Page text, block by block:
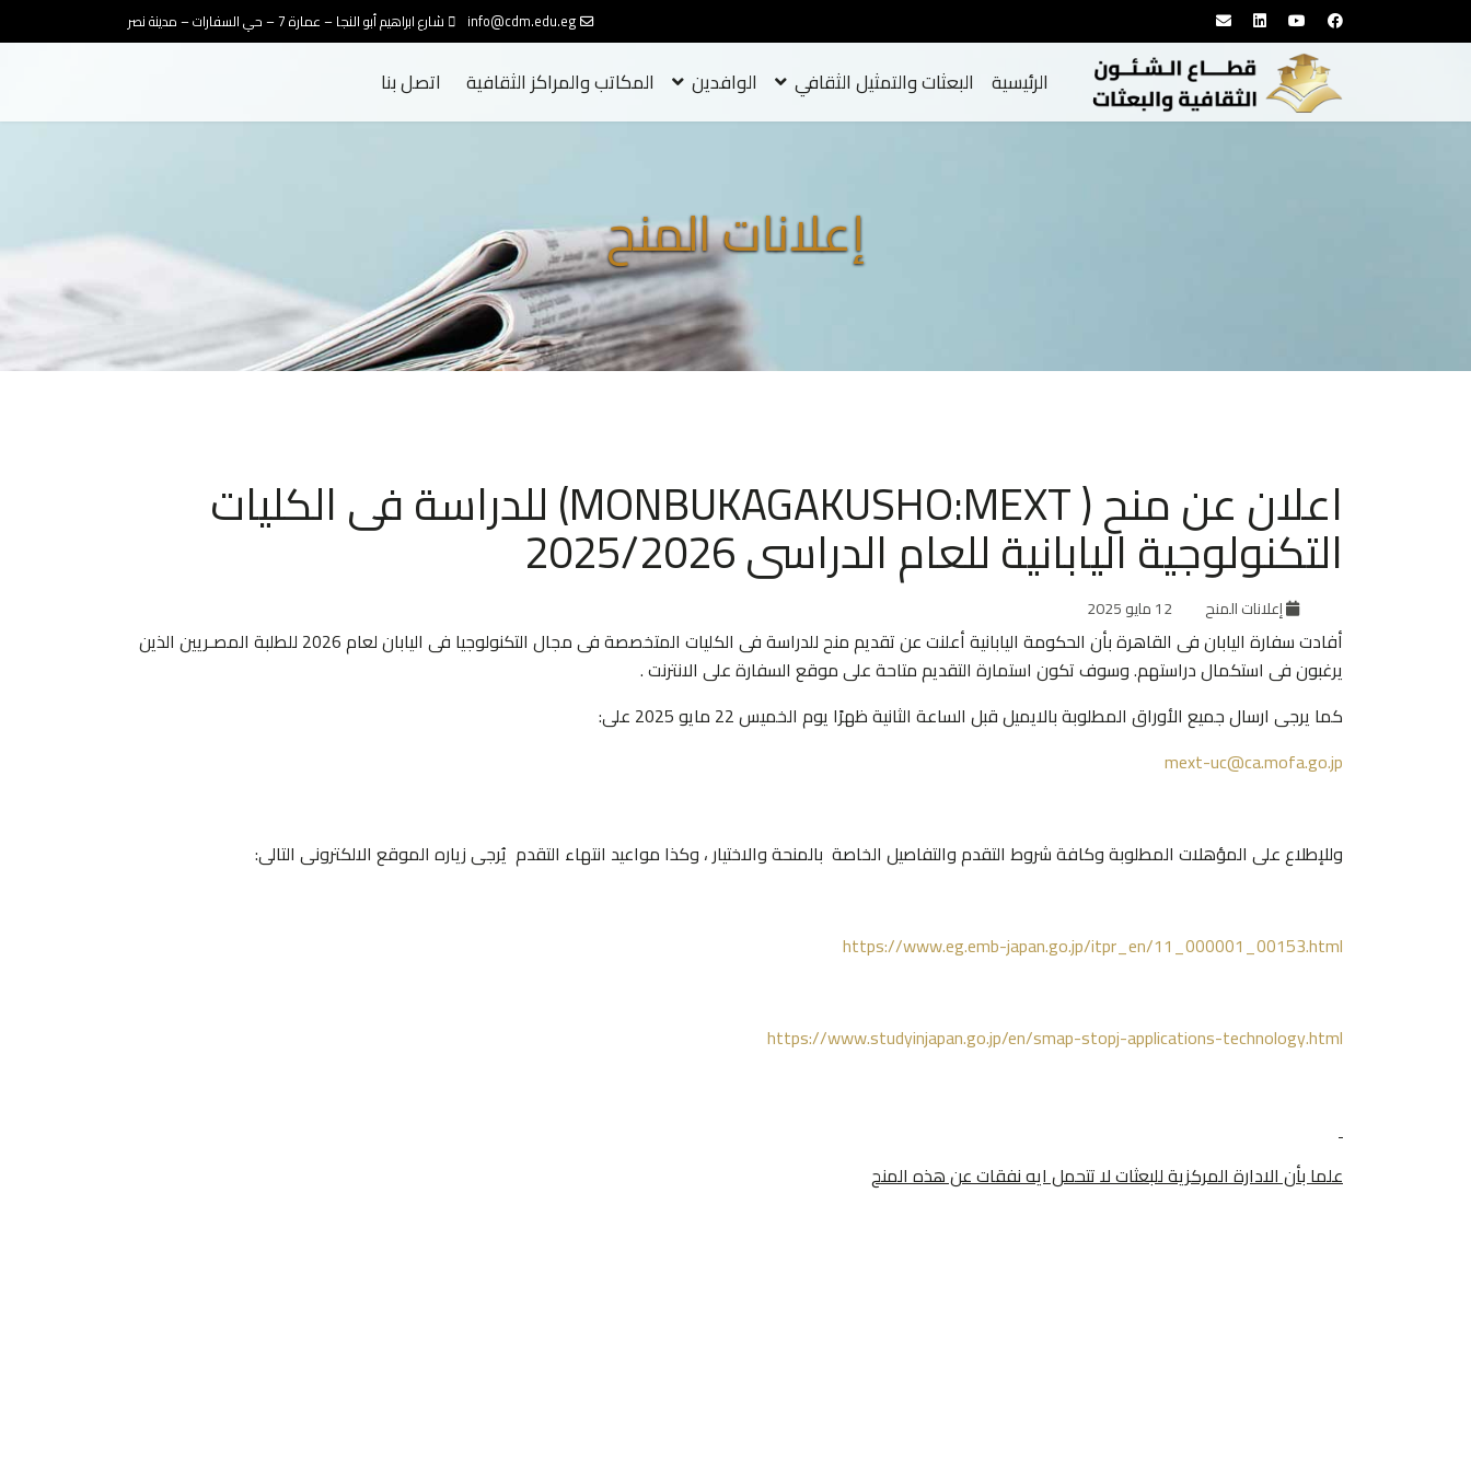
info@cdm.edu.eg شارع ابراهيم أبو النجا – عمارة 7 – حي السفارات – مدينة نصر
الرئيسية البعثات والتمثيل الثقافي الوافدين المكاتب والمراكز الثقافية اتصل بنا
إعلانات المنح
اعلان عن منح ( MONBUKAGAKUSHO:MEXT) للدراسة فى الكليات
التكنولوجية اليابانية للعام الدراسى 2025/2026
إعلانات المنح 12 مايو 2025
أفادت سفارة اليابان فى القاهرة بأن الحكومة اليابانية أعلنت عن تقديم منح للدراسة فى الكليات المتخصصة فى مجال التكنولوجيا فى اليابان لعام 2026 للطلبة المصـريين الذين
يرغبون فى استكمال دراستهم. وسوف تكون استمارة التقديم متاحة على موقع السفارة على الانترنت .
كما يرجى ارسال جميع الأوراق المطلوبة بالايميل قبل الساعة الثانية ظهرًا يوم الخميس 22 مايو 2025 على:
mext-uc@ca.mofa.go.jp
وللإطلاع على المؤهلات المطلوبة وكافة شروط التقدم والتفاصيل الخاصة بالمنحة والاختيار ، وكذا مواعيد انتهاء التقدم يُرجى زياره الموقع الالكترونى التالى:
https://www.eg.emb-japan.go.jp/itpr_en/11_000001_00153.html
https://www.studyinjapan.go.jp/en/smap-stopj-applications-technology.html
علما بأن الادارة المركزية للبعثات لا تتحمل ايه نفقات عن هذه المنح